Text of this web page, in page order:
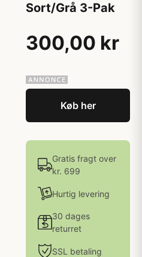
Sort/Grå 3-Pak
300,00 kr
Køb her
Gratis fragt over
kr. 699
Hurtig levering
30 dages
returret
SSL betaling